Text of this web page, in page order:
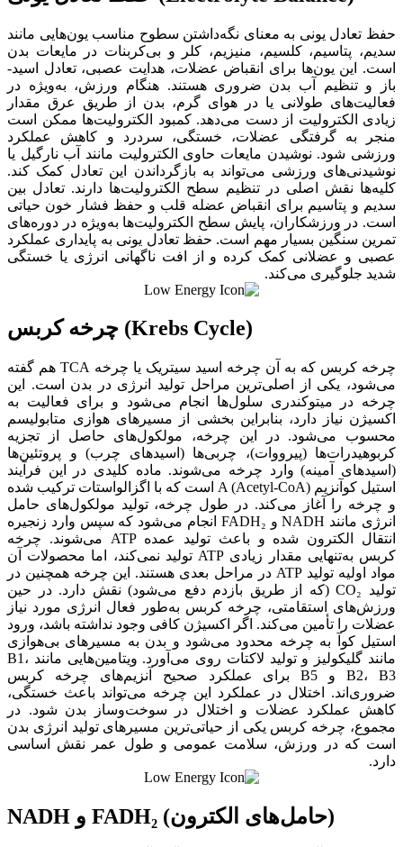
حفظ تعادل یونی به معنای نگه‌داشتن سطوح مناسب یون‌هایی مانند
سدیم، پتاسیم، کلسیم، منیزیم، کلر و بی‌کربنات در مایعات بدن
است. این یون‌ها برای انقباض عضلات، هدایت عصبی، تعادل اسید-
باز و تنظیم آب بدن ضروری هستند. هنگام ورزش، به‌ویژه در
فعالیت‌های طولانی یا در هوای گرم، بدن از طریق عرق مقدار
زیادی الکترولیت از دست می‌دهد. کمبود الکترولیت‌ها ممکن است
منجر به گرفتگی عضلات، خستگی، سردرد و کاهش عملکرد
ورزشی شود. نوشیدن مایعات حاوی الکترولیت مانند آب نارگیل یا
نوشیدنی‌های ورزشی می‌تواند به بازگرداندن این تعادل کمک کند.
کلیه‌ها نقش اصلی در تنظیم سطح الکترولیت‌ها دارند. تعادل بین
سدیم و پتاسیم برای انقباض عضله قلب و حفظ فشار خون حیاتی
است. در ورزشکاران، پایش سطح الکترولیت‌ها به‌ویژه در دوره‌های
تمرین سنگین بسیار مهم است. حفظ تعادل یونی به پایداری عملکرد
عصبی و عضلانی کمک کرده و از افت ناگهانی انرژی یا خستگی
شدید جلوگیری می‌کند.
چرخه کربس (Krebs Cycle)
چرخه کربس که به آن چرخه اسید سیتریک یا چرخه TCA هم گفته
می‌شود، یکی از اصلی‌ترین مراحل تولید انرژی در بدن است. این
چرخه در میتوکندری سلول‌ها انجام می‌شود و برای فعالیت به
اکسیژن نیاز دارد، بنابراین بخشی از مسیرهای هوازی متابولیسم
محسوب می‌شود. در این چرخه، مولکول‌های حاصل از تجزیه
کربوهیدرات‌ها (پیرووات)، چربی‌ها (اسیدهای چرب) و پروتئین‌ها
(اسیدهای آمینه) وارد چرخه می‌شوند. ماده کلیدی در این فرآیند
استیل کوآنزیم A (Acetyl-CoA) است که با اگزالواستات ترکیب شده
و چرخه را آغاز می‌کند. در طول چرخه، تولید مولکول‌های حامل
انرژی مانند NADH و FADH₂ انجام می‌شود که سپس وارد زنجیره
انتقال الکترون شده و باعث تولید عمده ATP می‌شوند. چرخه
کربس به‌تنهایی مقدار زیادی ATP تولید نمی‌کند، اما محصولات آن
مواد اولیه تولید ATP در مراحل بعدی هستند. این چرخه همچنین در
تولید CO₂ (که از طریق بازدم دفع می‌شود) نقش دارد. در حین
ورزش‌های استقامتی، چرخه کربس به‌طور فعال انرژی مورد نیاز
عضلات را تأمین می‌کند. اگر اکسیژن کافی وجود نداشته باشد، ورود
استیل کوآ به چرخه محدود می‌شود و بدن به مسیرهای بی‌هوازی
مانند گلیکولیز و تولید لاکتات روی می‌آورد. ویتامین‌هایی مانند B1،
B2، B3 و B5 برای عملکرد صحیح آنزیم‌های چرخه کربس
ضروری‌اند. اختلال در عملکرد این چرخه می‌تواند باعث خستگی،
کاهش عملکرد عضلات و اختلال در سوخت‌وساز بدن شود. در
مجموع، چرخه کربس یکی از حیاتی‌ترین مسیرهای تولید انرژی بدن
است که در ورزش، سلامت عمومی و طول عمر نقش اساسی
دارد.
NADH و FADH₂ (حامل‌های الکترون)